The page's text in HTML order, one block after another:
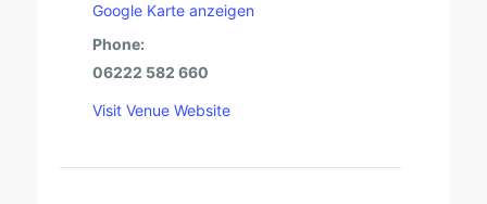
Google Karte anzeigen
Phone:
06222 582 660
Visit Venue Website